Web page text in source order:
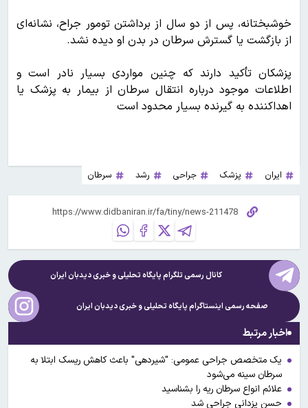
خوشبختانه، پس از دو سال از برداشتن تومور جراح، نشانه‌ای
از بازگشت یا گسترش سرطان در بدن او دیده نشد.
پزشکان تأکید دارند که چنین مواردی بسیار نادر است و
اطلاعات موجود درباره انتقال سرطان از بیمار به پزشک یا
اهداکننده به گیرنده بسیار محدود است
ایران پزشک جراحی رشد سرطان
کانال رسمی تلگرام پایگاه تحلیلی و خبریدیدبان ایران
صفحه رسمی اینستاگرام پایگاه تحلیلی و خبریدیدبان ایران
اخبار مرتبط
یک متخصص جراحی عمومی: "شیردهی" باعث کاهش ریسک ابتلا به
سرطان سینه می‌شود
علائم انواع سرطان ریه را بشناسید
حسن یزدانی جراحی شد